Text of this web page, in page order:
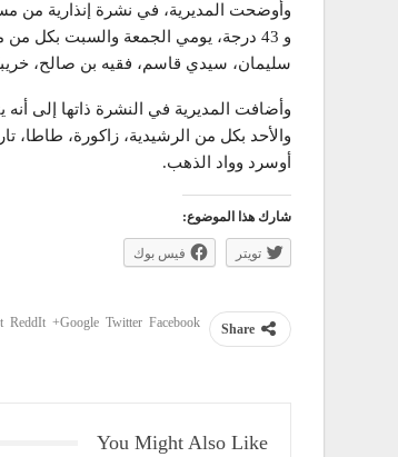
و 43 درجة، يومي الجمعة والسبت بكل
سليمان، سيدي قاسم، فقيه بن صالح،
والأحد بكل من الرشيدية، زاكورة، طاطا،
أوسرد وواد الذهب.
شارك هذا الموضوع:
تويتر فيس بوك
Share
Facebook
Twitter
Google+
ReddIt
You Might Also Like